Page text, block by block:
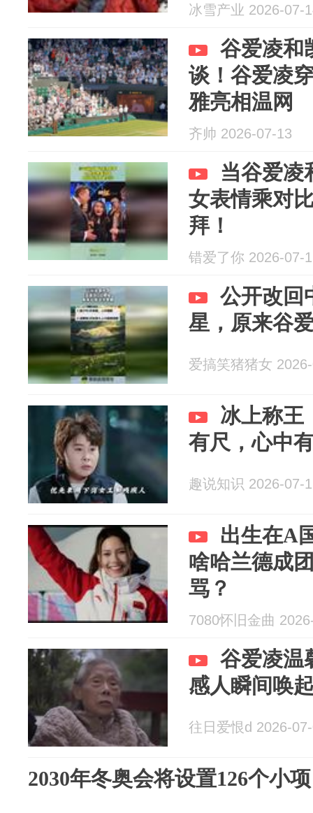
冰雪产业 2026-07-
谷爱凌和
谈！谷爱凌
雅亮相温网
齐帅 2026-07-13
当谷爱凌
女表情乘对
拜！
错爱了你 2026-07-
公开改回
星，原来谷
爱搞笑猪猪女
冰上称王
有尺，心中
趣说知识 2026-07-
出生在A
啥哈兰德成
骂？
7080怀旧金曲
谷爱凌温
感人瞬间唤
往日爱恨d 2026-
2030年冬奥会将设置126个小